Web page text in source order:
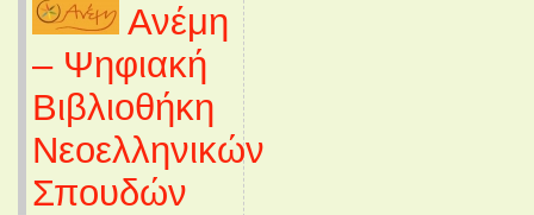
Ανέμη
– Ψηφιακή
Βιβλιοθήκη
Νεοελληνικών
Σπουδών